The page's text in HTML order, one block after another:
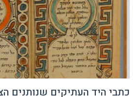
כתבי היד העתיקים שנותנים